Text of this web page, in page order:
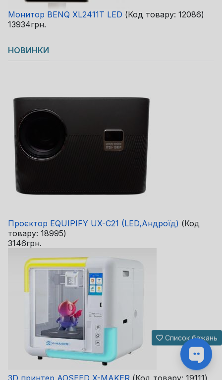
Монитор BENQ XL2411T LED (Код товару: 12086)
13934грн.
НОВИНКИ
Проєктор EQUIPIFY UX-C21 (LED,Андроїд) (Код
товару: 18995)
3146грн.
3D принтер AOSEED X-MAKER (Код товару: 19111)
Список бажань